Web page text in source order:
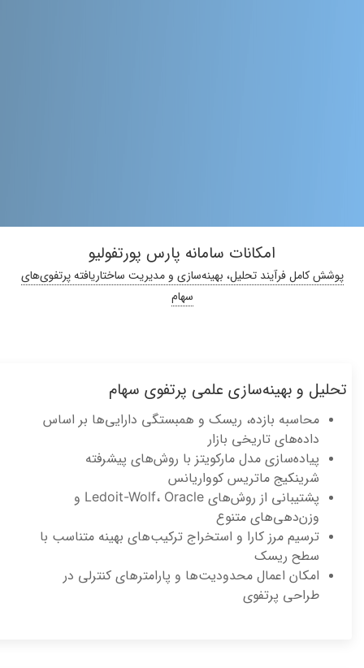
امکانات سامانه پارس پورتفولیو
پوشش کامل فرآیند تحلیل، بهینه‌سازی و مدیریت ساختاریافته پرتفوی‌های
سهام
و بهینه‌سازی علمی پرتفوی سهام
محاسبه بازده، ریسک و همبستگی دارایی‌ها بر اساس
داده‌های تاریخی بازار
پیاده‌سازی مدل مارکویتز با روش‌های پیشرفته
شرینکیج ماتریس کوواریانس
پشتیبانی از روش‌های Ledoit-Wolf، Oracle و
وزن‌دهی‌های متنوع
ترسیم مرز کارا و استخراج ترکیب‌های بهینه متناسب با
سطح ریسک
امکان اعمال محدودیت‌ها و پارامترهای کنترلی در
طراحی پرتفوی